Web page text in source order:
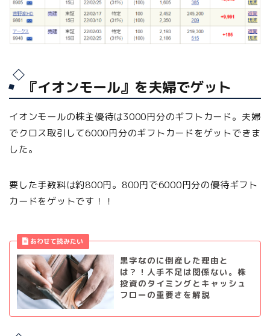
『イオンモール』を夫婦でゲット
イオンモールの株主優待は3000円分のギフトカード。夫婦
でクロス取引して6000円分のギフトカードをゲットできま
した。
要した手数料は約800円。800円で6000円分の優待ギフト
カードをゲットです！！
黒字なのに倒産した理由と
は？！人手不足は関係ない。株
投資のタイミングとキャッシュ
フローの重要さを解説